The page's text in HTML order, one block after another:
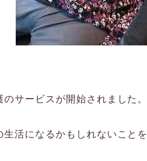
サービスが開始されました。
活になるかもしれないことを